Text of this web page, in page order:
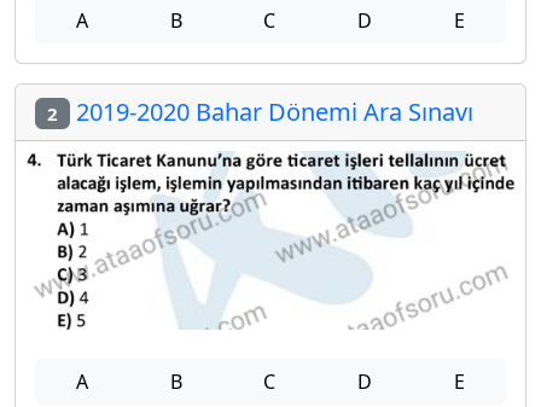
A B C D E
2 2019-2020 Bahar Dönemi Ara Sınavı
A B C D E